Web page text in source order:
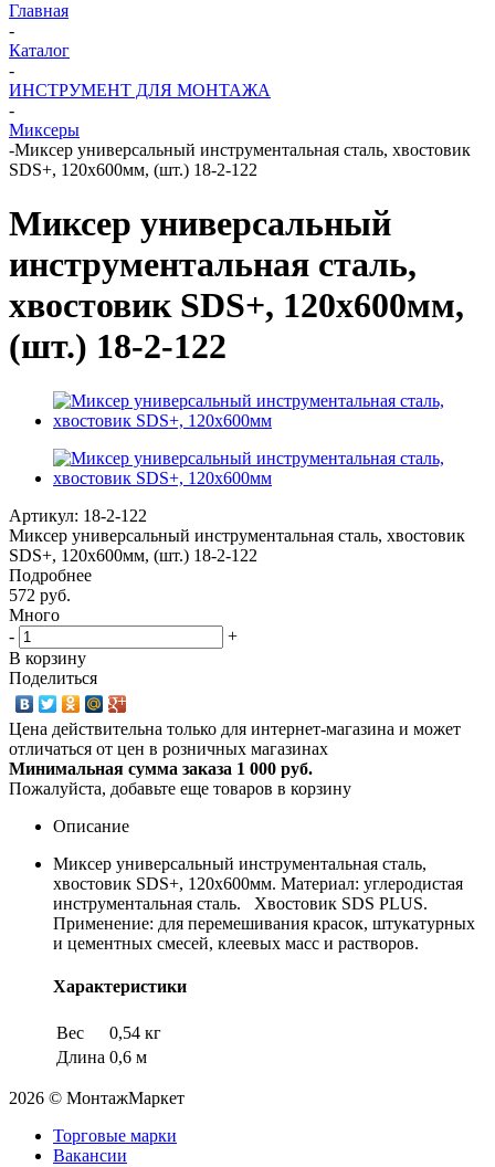
Главная
-
Каталог
-
ИНСТРУМЕНТ ДЛЯ МОНТАЖА
-
Миксеры
-Миксер универсальный инструментальная сталь, хвостовик
SDS+, 120х600мм, (шт.) 18-2-122
Миксер универсальный
инструментальная сталь,
хвостовик SDS+, 120х600мм,
(шт.) 18-2-122
Артикул: 18-2-122
Миксер универсальный инструментальная сталь, хвостовик
SDS+, 120х600мм, (шт.) 18-2-122
Подробнее
572 руб.
Много
-
+
В корзину
Поделиться
Цена действительна только для интернет-магазина и может
отличаться от цен в розничных магазинах
Минимальная сумма заказа 1 000 руб.
Пожалуйста, добавьте еще товаров в корзину
Описание
Миксер универсальный инструментальная сталь,
хвостовик SDS+, 120х600мм. Материал: углеродистая
инструментальная сталь. Хвостовик SDS PLUS.
Применение: для перемешивания красок, штукатурных
и цементных смесей, клеевых масс и растворов.
Характеристики
Вес
0,54 кг
Длина 0,6 м
2026 © МонтажМаркет
Торговые марки
Вакансии